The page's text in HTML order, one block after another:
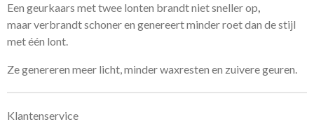
Een geurkaars met twee lonten brandt niet sneller op,
maar verbrandt schoner en genereert minder roet dan de stijl
met één lont.
Ze genereren meer licht, minder waxresten en zuivere geuren.
Klantenservice